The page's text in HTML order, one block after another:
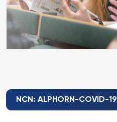
NCN: ALPHORN-COVID-19